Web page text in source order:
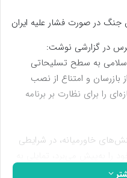
در گزارشی نوشت:
به سطح تسلیحاتی
و امتناع از نصب
را برای نظارت بر برنامه
خاورمیانه، در شرایطی